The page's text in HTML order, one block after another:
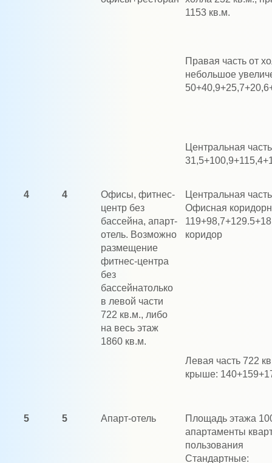
1153 кв.м.
Правая часть от
небольшое
Центральная
4 4
Офисы, фитнес-
центр без
бассейна, апарт-
отель. Возможно
размещение
фитнес-центра
без
бассейнатолько
в левой части
722 кв.м., либо
на весь этаж
1860 кв.м.
Центральная
Офисная
коридор
Левая часть 722
крыше:
5 5 Апарт-отель
Площадь этажа
апартаменты
пользования
Стандартные: